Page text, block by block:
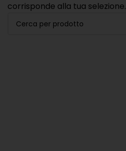
corrisponde alla tua selezione.